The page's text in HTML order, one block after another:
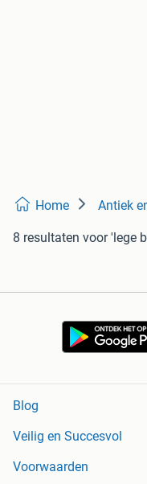
Home Antiek
8 resultaten voor 'lege
Blog
Veilig en Succesvol
Voorwaarden